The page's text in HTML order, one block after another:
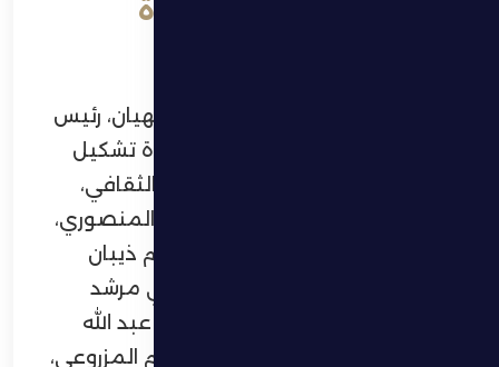
مجلس إدارة نادي الظفرة
أصدر سمو الشيخ نهيان بن زايد آل نهيان، رئيس
مجلس أبوظبي الرياضي، قراراً بإعادة تشكيل
مجلس إدارة نادي الظفرة الرياضي الثقافي،
برئاسة حمدان سيف محمد حمدان المنصوري،
وعضوية كل من، حمد خميس سالم ذيبان
المنصوري – نائب الرئيس، وجابر علي مرشد
خميس المرر، وغويه محمد خويدم عبد الله
النيادي، وطحنون محمد أحمد سالم المزروعي،